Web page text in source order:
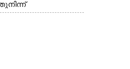
കൊല്ലത്ത് നിന്ന്